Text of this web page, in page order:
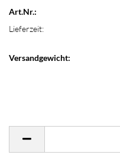
Art.Nr.:
Lieferzeit:
Versandgewicht: